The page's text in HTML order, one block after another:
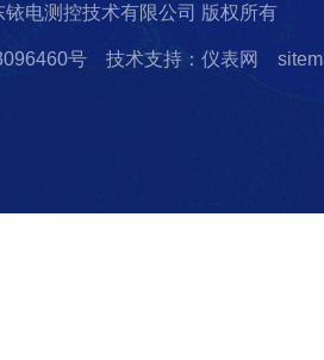
电测控技术有限公司 版权所有
号 技术支持：仪表网